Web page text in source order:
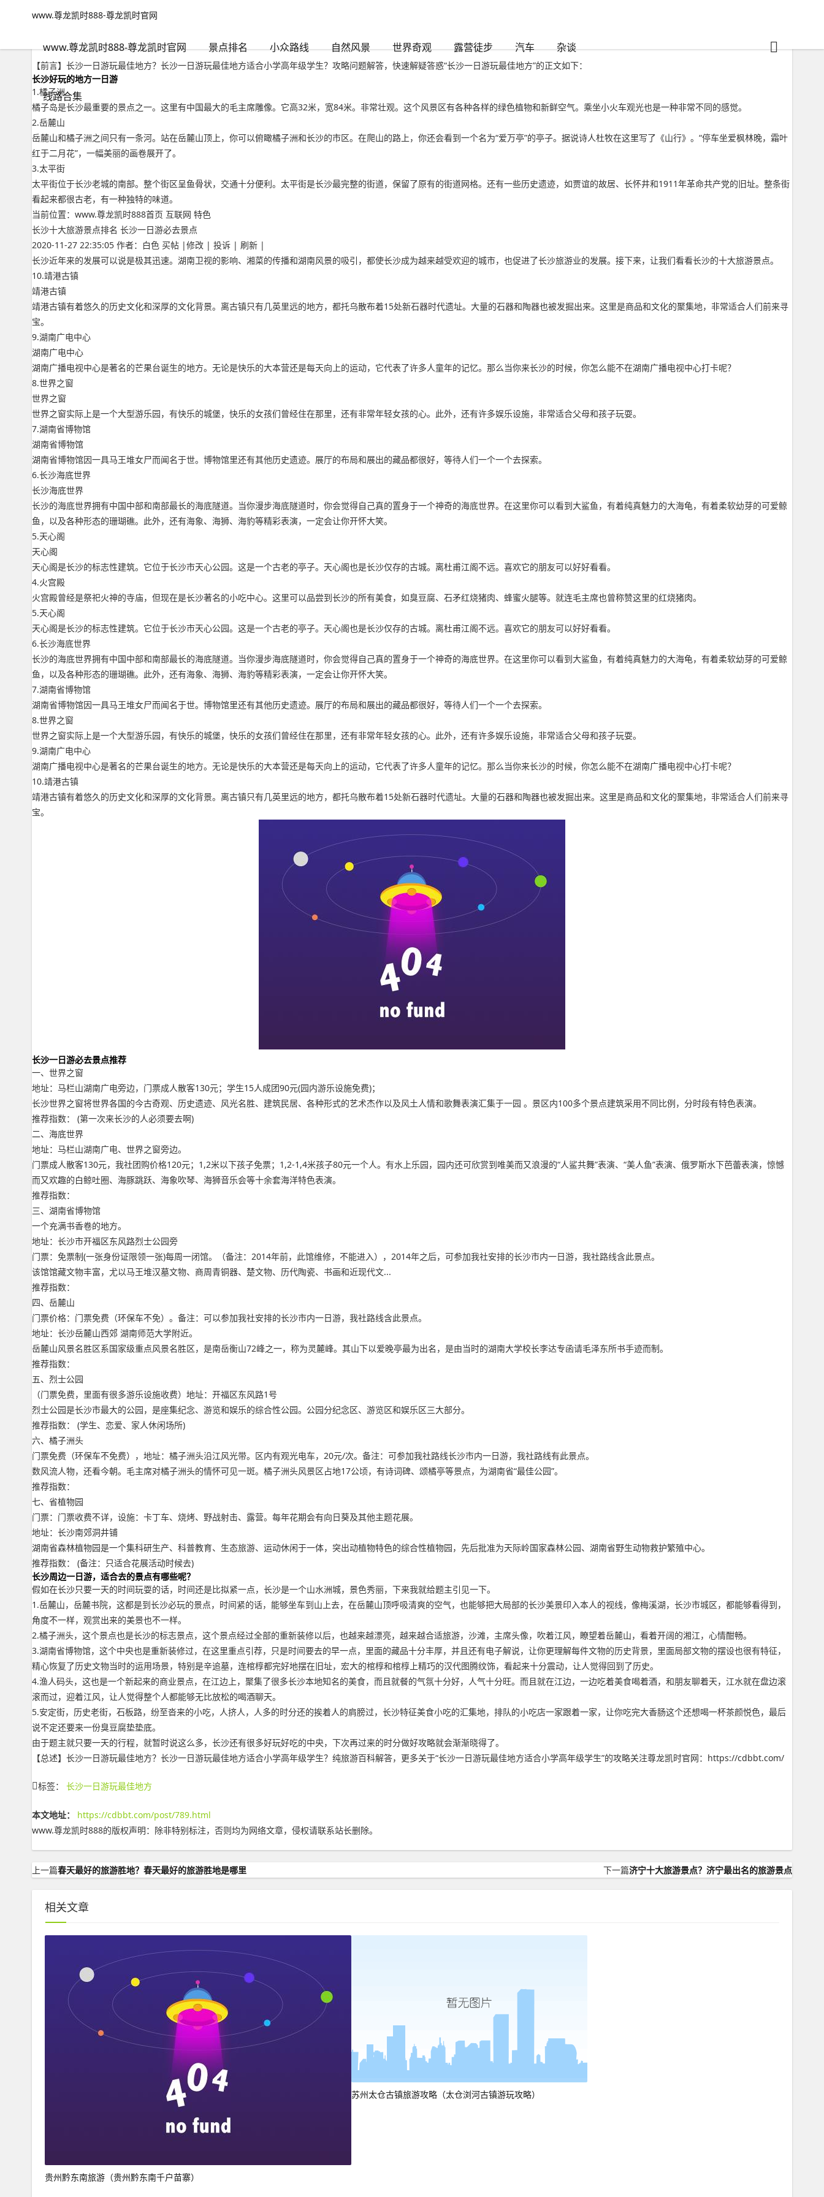
www.尊龙凯时888-尊龙凯时官网
www.尊龙凯时888-尊龙凯时官网 景点排名 小众路线 自然风景 世界奇观 露营徒步 汽车 杂谈
线路合集
www.尊龙凯时888-尊龙凯时官网
长沙一日游玩最佳地方？长沙一日游玩最佳地方适合小学高年级学生-www.尊龙凯时888
【前言】长沙一日游玩最佳地方？长沙一日游玩最佳地方适合小学高年级学生？攻略问题解答，快速解疑答惑“长沙一日游玩最佳地方”的正文如下：
长沙好玩的地方一日游
1.橘子洲
橘子岛是长沙最重要的景点之一。这里有中国最大的毛主席雕像。它高32米，宽84米。非常壮观。这个风景区有各种各样的绿色植物和新鲜空气。乘坐小火车观光也是一种非常不同的感觉。
2.岳麓山
岳麓山和橘子洲之间只有一条河。站在岳麓山顶上，你可以俯瞰橘子洲和长沙的市区。在爬山的路上，你还会看到一个名为“爱万亭”的亭子。据说诗人杜牧在这里写了《山行》。“停车坐爱枫林晚，霜叶
红于二月花”，一幅美丽的画卷展开了。
3.太平街
太平街位于长沙老城的南部。整个街区呈鱼骨状，交通十分便利。太平街是长沙最完整的街道，保留了原有的街道网格。还有一些历史遗迹，如贾谊的故居、长怀井和1911年革命共产党的旧址。整条街
看起来都很古老，有一种独特的味道。
当前位置：www.尊龙凯时888首页 互联网 特色
长沙十大旅游景点排名 长沙一日游必去景点
2020-11-27 22:35:05 作者：白色 买帖 |修改 | 投诉 | 刷新 |
长沙近年来的发展可以说是极其迅速。湖南卫视的影响、湘菜的传播和湖南风景的吸引，都使长沙成为越来越受欢迎的城市，也促进了长沙旅游业的发展。接下来，让我们看看长沙的十大旅游景点。
10.靖港古镇
靖港古镇
靖港古镇有着悠久的历史文化和深厚的文化背景。离古镇只有几英里远的地方，都托乌散布着15处新石器时代遗址。大量的石器和陶器也被发掘出来。这里是商品和文化的聚集地，非常适合人们前来寻
宝。
9.湖南广电中心
湖南广电中心
湖南广播电视中心是著名的芒果台诞生的地方。无论是快乐的大本营还是每天向上的运动，它代表了许多人童年的记忆。那么当你来长沙的时候，你怎么能不在湖南广播电视中心打卡呢？
8.世界之窗
世界之窗
世界之窗实际上是一个大型游乐园，有快乐的城堡，快乐的女孩们曾经住在那里，还有非常年轻女孩的心。此外，还有许多娱乐设施，非常适合父母和孩子玩耍。
7.湖南省博物馆
湖南省博物馆
湖南省博物馆因一具马王堆女尸而闻名于世。博物馆里还有其他历史遗迹。展厅的布局和展出的藏品都很好，等待人们一个一个去探索。
6.长沙海底世界
长沙海底世界
长沙的海底世界拥有中国中部和南部最长的海底隧道。当你漫步海底隧道时，你会觉得自己真的置身于一个神奇的海底世界。在这里你可以看到大鲨鱼，有着纯真魅力的大海龟，有着柔软幼芽的可爱鲸
鱼，以及各种形态的珊瑚礁。此外，还有海象、海狮、海豹等精彩表演，一定会让你开怀大笑。
5.天心阁
天心阁
天心阁是长沙的标志性建筑。它位于长沙市天心公园。这是一个古老的亭子。天心阁也是长沙仅存的古城。离杜甫江阁不远。喜欢它的朋友可以好好看看。
4.火宫殿
火宫殿曾经是祭祀火神的寺庙，但现在是长沙著名的小吃中心。这里可以品尝到长沙的所有美食，如臭豆腐、石矛红烧猪肉、蜂蜜火腿等。就连毛主席也曾称赞这里的红烧猪肉。
5.天心阁
天心阁是长沙的标志性建筑。它位于长沙市天心公园。这是一个古老的亭子。天心阁也是长沙仅存的古城。离杜甫江阁不远。喜欢它的朋友可以好好看看。
6.长沙海底世界
长沙的海底世界拥有中国中部和南部最长的海底隧道。当你漫步海底隧道时，你会觉得自己真的置身于一个神奇的海底世界。在这里你可以看到大鲨鱼，有着纯真魅力的大海龟，有着柔软幼芽的可爱鲸
鱼，以及各种形态的珊瑚礁。此外，还有海象、海狮、海豹等精彩表演，一定会让你开怀大笑。
7.湖南省博物馆
湖南省博物馆因一具马王堆女尸而闻名于世。博物馆里还有其他历史遗迹。展厅的布局和展出的藏品都很好，等待人们一个一个去探索。
8.世界之窗
世界之窗实际上是一个大型游乐园，有快乐的城堡，快乐的女孩们曾经住在那里，还有非常年轻女孩的心。此外，还有许多娱乐设施，非常适合父母和孩子玩耍。
9.湖南广电中心
湖南广播电视中心是著名的芒果台诞生的地方。无论是快乐的大本营还是每天向上的运动，它代表了许多人童年的记忆。那么当你来长沙的时候，你怎么能不在湖南广播电视中心打卡呢？
10.靖港古镇
靖港古镇有着悠久的历史文化和深厚的文化背景。离古镇只有几英里远的地方，都托乌散布着15处新石器时代遗址。大量的石器和陶器也被发掘出来。这里是商品和文化的聚集地，非常适合人们前来寻
宝。
长沙一日游必去景点推荐
一、世界之窗
地址：马栏山湖南广电旁边，门票成人散客130元；学生15人成团90元(园内游乐设施免费)；
长沙世界之窗将世界各国的今古奇观、历史遗迹、风光名胜、建筑民居、各种形式的艺术杰作以及风土人情和歌舞表演汇集于一园 。景区内100多个景点建筑采用不同比例，分时段有特色表演。
推荐指数： (第一次来长沙的人必须要去啊)
二、海底世界
地址：马栏山湖南广电、世界之窗旁边。
门票成人散客130元，我社团购价格120元；1,2米以下孩子免票；1,2-1,4米孩子80元一个人。有水上乐园，园内还可欣赏到唯美而又浪漫的“人鲨共舞”表演、“美人鱼”表演、俄罗斯水下芭蕾表演，惊憾
而又欢趣的白鲸吐圈、海豚跳跃、海象吹琴、海狮音乐会等十余套海洋特色表演。
推荐指数：
三、湖南省博物馆
一个充满书香卷的地方。
地址：长沙市开福区东风路烈士公园旁
门票：免票制(一张身份证限领一张)每周一闭馆。（备注：2014年前，此馆维修，不能进入），2014年之后，可参加我社安排的长沙市内一日游，我社路线含此景点。
该馆馆藏文物丰富，尤以马王堆汉墓文物、商周青铜器、楚文物、历代陶瓷、书画和近现代文...
推荐指数：
四、岳麓山
门票价格：门票免费（环保车不免）。备注：可以参加我社安排的长沙市内一日游，我社路线含此景点。
地址：长沙岳麓山西郊 湖南师范大学附近。
岳麓山风景名胜区系国家级重点风景名胜区，是南岳衡山72峰之一，称为灵麓峰。其山下以爱晚亭最为出名，是由当时的湖南大学校长李达专函请毛泽东所书手迹而制。
推荐指数：
五、烈士公园
（门票免费，里面有很多游乐设施收费）地址：开福区东风路1号
烈士公园是长沙市最大的公园，是座集纪念、游览和娱乐的综合性公园。公园分纪念区、游览区和娱乐区三大部分。
推荐指数： (学生、恋爱、家人休闲场所)
六、橘子洲头
门票免费（环保车不免费），地址：橘子洲头沿江风光带。区内有观光电车，20元/次。备注：可参加我社路线长沙市内一日游，我社路线有此景点。
数风流人物，还看今朝。毛主席对橘子洲头的情怀可见一斑。橘子洲头风景区占地17公顷，有诗词碑、颂橘亭等景点，为湖南省“最佳公园”。
推荐指数：
七、省植物园
门票：门票收费不详，设施：卡丁车、烧烤、野战射击、露营。每年花期会有向日葵及其他主题花展。
地址：长沙南郊洞井铺
湖南省森林植物园是一个集科研生产、科普教育、生态旅游、运动休闲于一体，突出动植物特色的综合性植物园，先后批准为天际岭国家森林公园、湖南省野生动物救护繁殖中心。
推荐指数： (备注：只适合花展活动时候去)
长沙周边一日游，适合去的景点有哪些呢？
假如在长沙只要一天的时间玩耍的话，时间还是比拟紧一点，长沙是一个山水洲城，景色秀丽，下来我就给题主引见一下。
1.岳麓山，岳麓书院，这都是到长沙必玩的景点，时间紧的话，能够坐车到山上去，在岳麓山顶呼吸清爽的空气，也能够把大局部的长沙美景印入本人的视线，像梅溪湖，长沙市城区，都能够看得到，
角度不一样，观赏出来的美景也不一样。
2.橘子洲头，这个景点也是长沙的标志景点，这个景点经过全部的重新装修以后，也越来越漂亮，越来越合适旅游，沙滩，主席头像，吹着江风，瞭望着岳麓山，看着开阔的湘江，心情酣畅。
3.湖南省博物馆，这个中央也是重新装修过，在这里重点引荐，只是时间要去的早一点，里面的藏品十分丰厚，并且还有电子解说，让你更理解每件文物的历史背景，里面局部文物的摆设也很有特征，
精心恢复了历史文物当时的运用场景，特别是辛追墓，连棺椁都完好地摆在旧址，宏大的棺椁和棺椁上精巧的汉代图腾纹饰，看起来十分震动，让人觉得回到了历史。
4.渔人码头，这也是一个新起来的商业景点，在江边上，聚集了很多长沙本地知名的美食，而且就餐的气氛十分好，人气十分旺。而且就在江边，一边吃着美食喝着酒，和朋友聊着天，江水就在盘边滚
滚而过，迎着江风，让人觉得整个人都能够无比放松的喝酒聊天。
5.安定街，历史老街，石板路，纷至沓来的小吃，人挤人，人多的时分还的挨着人的肩膀过，长沙特征美食小吃的汇集地，排队的小吃店一家跟着一家，让你吃完大香肠这个还想喝一杯茶颜悦色，最后
说不定还要来一份臭豆腐垫垫底。
由于题主就只要一天的行程，就暂时说这么多，长沙还有很多好玩好吃的中央，下次再过来的时分做好攻略就会渐渐晓得了。
【总述】长沙一日游玩最佳地方？长沙一日游玩最佳地方适合小学高年级学生？纯旅游百科解答，更多关于“长沙一日游玩最佳地方适合小学高年级学生”的攻略关注尊龙凯时官网：https://cdbbt.com/
标签： 长沙一日游玩最佳地方
本文地址：
https://cdbbt.com/post/789.html
www.尊龙凯时888的版权声明： 除非特别标注，否则均为网络文章，侵权请联系站长删除。
上一篇春天最好的旅游胜地？春天最好的旅游胜地是哪里 下一篇济宁十大旅游景点？济宁最出名的旅游景点
相关文章
贵州黔东南旅游（贵州黔东南千户苗寨）
苏州太仓古镇旅游攻略（太仓浏河古镇游玩攻略）